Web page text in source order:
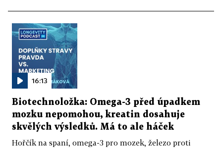
16:13
Biotechnoložka: Omega-3 před úpadkem
mozku nepomohou, kreatin dosahuje
skvělých výsledků. Má to ale háček
Hořčík na spaní, omega-3 pro mozek, železo proti